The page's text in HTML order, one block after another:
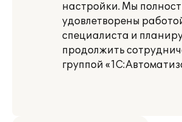
настройки. Мы
удовлетворены
специалиста и
продолжить
группой